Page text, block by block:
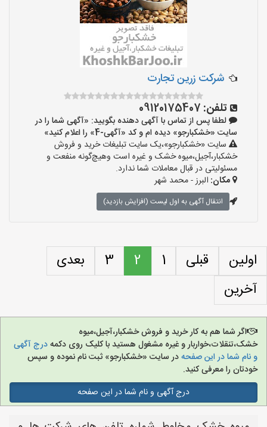
شرکت زرین تجارت
تلفن: 09120175407
لطفا پس از تماس با آگهی دهنده بگویید: «آگهی شما را در
سایت «خشکبارجو» دیده ام و کد «آگهی-4» را اعلام کنید»
سایت «خشکبارجو»،یک سایت تبلیغات خرید و فروش
خشکبار،آجیل،میوه خشک و غیره است وهیچ‌گونه منفعت و
مسئولیتی در قبال معاملات شما ندارد.
مکان: البرز - محمد شهر
انتقال آگهی به اول لیست (افزایش بازدید)
اولین قبلی 1
2
3
بعدی
آخرین
اگر شما هم به کار خرید و فروش خشکبار،آجیل،میوه
خشک،تنقلات،خواربار و غیره مشغول هستید با کلیک روی دکمهدرج آگهی
و نام شما در این صفحهدر سایت «خشکبارجو» ثبت نام نموده و سپس
خودتان را معرفی کنید.
درج آگهی و نام شما در این صفحه